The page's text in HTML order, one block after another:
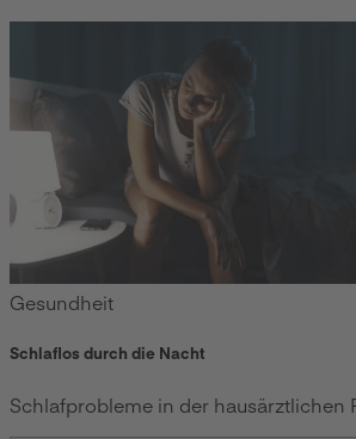
Gesundheit
Schlaflos durch die Nacht
Schlafprobleme in der hausärztlichen